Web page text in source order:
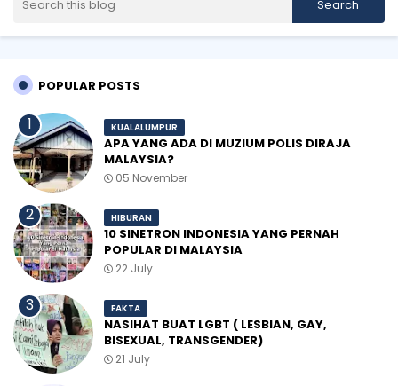
POPULAR POSTS
KUALALUMPUR
APA YANG ADA DI MUZIUM POLIS DIRAJA
MALAYSIA?
05 November
HIBURAN
10 SINETRON INDONESIA YANG PERNAH
POPULAR DI MALAYSIA
22 July
FAKTA
NASIHAT BUAT LGBT ( LESBIAN, GAY,
BISEXUAL, TRANSGENDER)
21 July